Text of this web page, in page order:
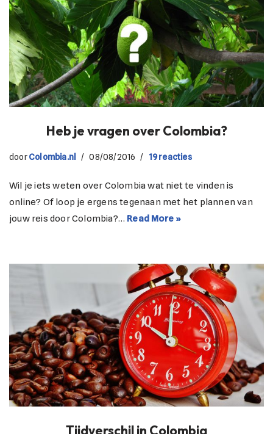
Heb je vragen over Colombia?
doorColombia.nl 08/08/2016 19 reacties
Wil je iets weten over Colombia wat niet te vinden is
online? Of loop je ergens tegenaan met het plannen van
jouw reis door Colombia?… Read More »
Tijdverschil in Colombia